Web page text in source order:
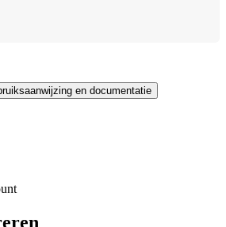
en documentatie